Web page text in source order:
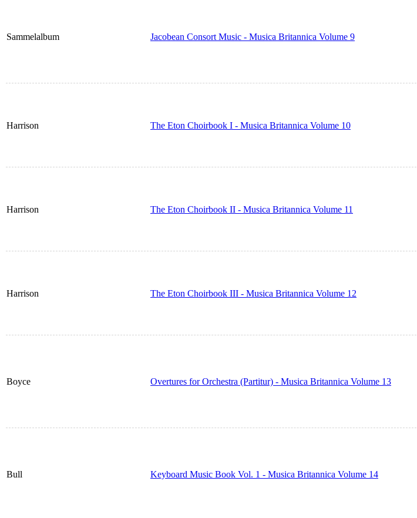
Sammelalbum Jacobean Consort Music - Musica Britannica Volume 9
Harrison The Eton Choirbook I - Musica Britannica Volume 10
Harrison The Eton Choirbook II - Musica Britannica Volume 11
Harrison The Eton Choirbook III - Musica Britannica Volume 12
Boyce Overtures for Orchestra (Partitur) - Musica Britannica Volume 13
Bull Keyboard Music Book Vol. 1 - Musica Britannica Volume 14